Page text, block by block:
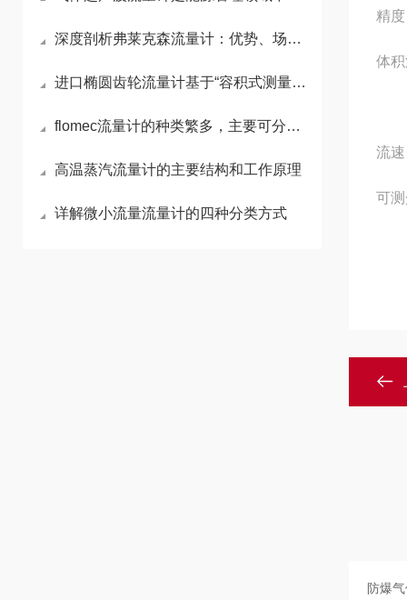
深度剖析弗莱克森流量计：优势、场景及操作要点
进口椭圆齿轮流量计基于“容积式测量”核心原理
flomec流量计的种类繁多，主要可分为以下几类
高温蒸汽流量计的主要结构和工作原理
详解微小流量流量计的四种分类方式
精
体
流
可